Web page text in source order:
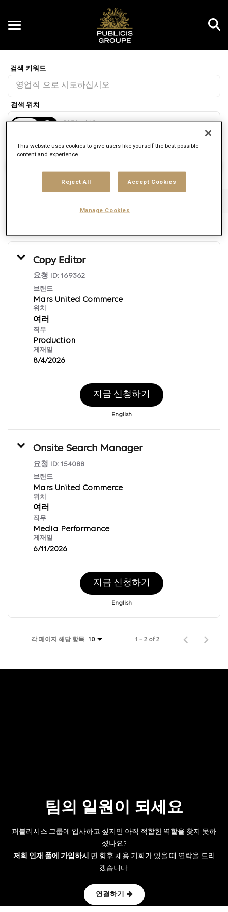
Toggle
KR
access_time 10 킬로미터
거리
Copy Editor
요청 ID: 169362
브랜드
Mars United Commerce
위치
여러
직무
Production
게재일
8/4/2026
지금 신청하기
English
Onsite Search Manager
요청 ID: 154088
브랜드
Mars United Commerce
위치
여러
직무
Media Performance
게재일
6/11/2026
지금 신청하기
English
각 페이지 해당 항목 10 1 – 2 of 2
팀의 일원이 되세요
퍼블리시스 그룹에 입사하고 싶지만 아직 적합한 역할을 찾지 못하
셨나요?
저희 인재 풀에 가입하시 면 향후 채용 기회가 있을 때 연락을 드리
겠습니다.
연결하기
This website uses cookies to give users like yourself the best possible
content and experience.
Reject All Accept Cookies
Manage Cookies